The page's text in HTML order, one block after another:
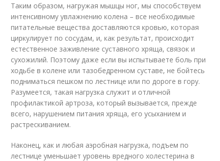
Таким образом, нагружая мышцы ног, мы способствуем
интенсивному увлажнению колена – все необходимые
питательные вещества доставляются кровью, которая
циркулирует по сосудам, и, как результат, происходит
естественное заживление суставного хряща, связок и
сухожилий. Поэтому даже если вы испытываете боль при
ходьбе в колене или тазобедренном суставе, не бойтесь
подниматься пешком по лестнице или по дороге в гору.
Разумеется, такая нагрузка служит и отличной
профилактикой артроза, который вызывается, прежде
всего, нарушением питания хряща, его усыханием и
растрескиванием.
Наконец, как и любая аэробная нагрузка, подъем по
лестнице уменьшает уровень вредного холестерина в